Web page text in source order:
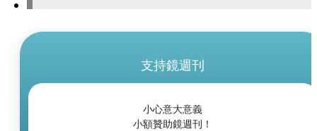
支持鏡週刊
小心意大意義
小額贊助鏡週刊！